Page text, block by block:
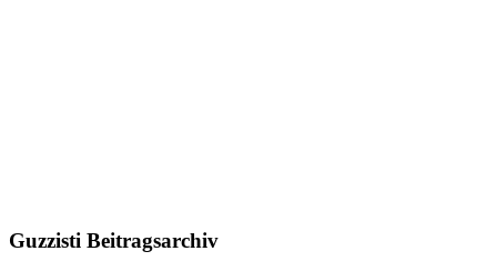
Guzzisti Beitragsarchiv